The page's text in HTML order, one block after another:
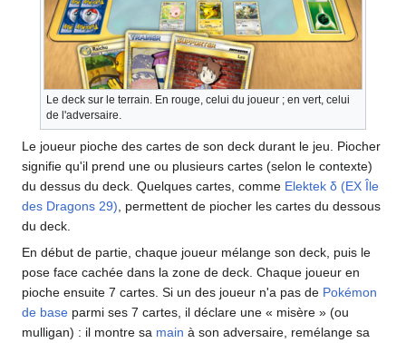
Le deck sur le terrain. En rouge, celui du joueur ; en vert, celui
de l'adversaire.
Le joueur pioche des cartes de son deck durant le jeu. Piocher
signifie qu'il prend une ou plusieurs cartes (selon le contexte)
du dessus du deck. Quelques cartes, comme Elektek δ (EX Île
des Dragons 29) , permettent de piocher les cartes du dessous
du deck.
En début de partie, chaque joueur mélange son deck, puis le
pose face cachée dans la zone de deck. Chaque joueur en
pioche ensuite 7 cartes. Si un des joueur n'a pas de Pokémon
de base parmi ses 7 cartes, il déclare une « misère » (ou
mulligan) : il montre sa main à son adversaire, remélange sa